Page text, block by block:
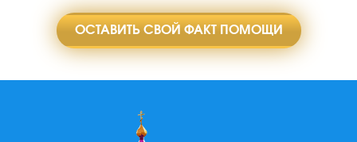
ОСТАВИТЬ СВОЙ ФАКТ ПОМОЩИ